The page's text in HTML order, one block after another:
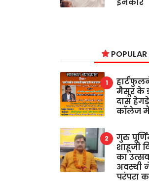
POPULAR
मैसूर के
दास
कॉलेज में
गुरु
शाहूजी
का
अवस्थी
परंपरा